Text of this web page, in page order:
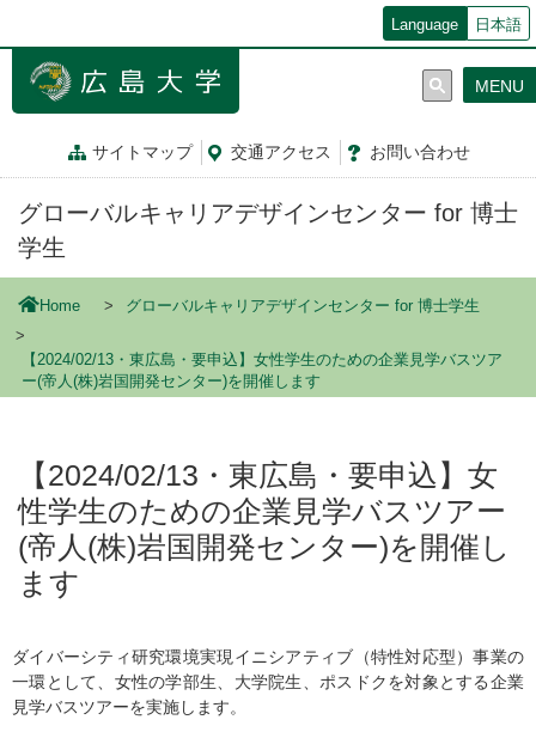
ン
Language 日本語
サイトマップ 交通アクセス お問い合わせ
MENU
グローバルキャリアデザインセンター for 博士
学生
Home グローバルキャリアデザインセンター for 博士学生
【2024/02/13・東広島・要申込】女性学生のための企業見学バスツア
ー(帝人(株)岩国開発センター)を開催します
【2024/02/13・東広島・要申込】女
性学生のための企業見学バスツアー
(帝人(株)岩国開発センター)を開催し
ます
ダイバーシティ研究環境実現イニシアティブ（特性対応型）事業の
一環として、女性の学部生、大学院生、ポスドクを対象とする企業
見学バスツアーを実施します。